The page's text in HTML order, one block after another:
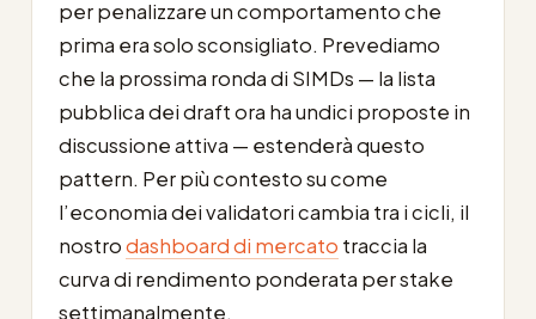
per penalizzare un comportamento che
prima era solo sconsigliato. Prevediamo
che la prossima ronda di SIMDs — la lista
pubblica dei draft ora ha undici proposte in
discussione attiva — estenderà questo
pattern. Per più contesto su come
l’economia dei validatori cambia tra i cicli, il
nostrodashboard di mercato traccia la
curva di rendimento ponderata per stake
settimanalmente.